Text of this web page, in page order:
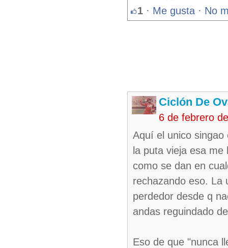
1 · Me gusta · No
Ciclón De
6 de febrero
Aquí el unico
la puta vieja esa
como se dan en
rechazando eso. La
perdedor desde q
andas reguindado
Eso de que "nunca